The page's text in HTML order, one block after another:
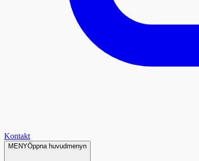
Kontakt
MENYÖppna huvudmenyn